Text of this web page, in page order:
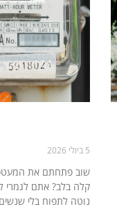
5 ביולי 2026
שוב פתחתם את
קלה בלב? אתם לגמרי
נוטה לתפוח בלי